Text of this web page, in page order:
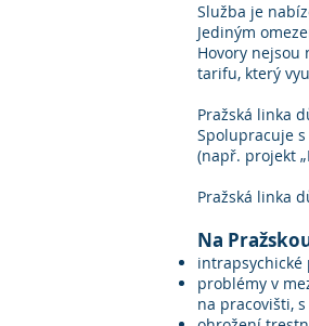
Služba je
Jediným
Hovory nejsou
tarifu, který
Pražská linka
Spolupracuje
(např. projekt
Pražská linka
Na
intrapsychické
problémy v
na pracovišti,